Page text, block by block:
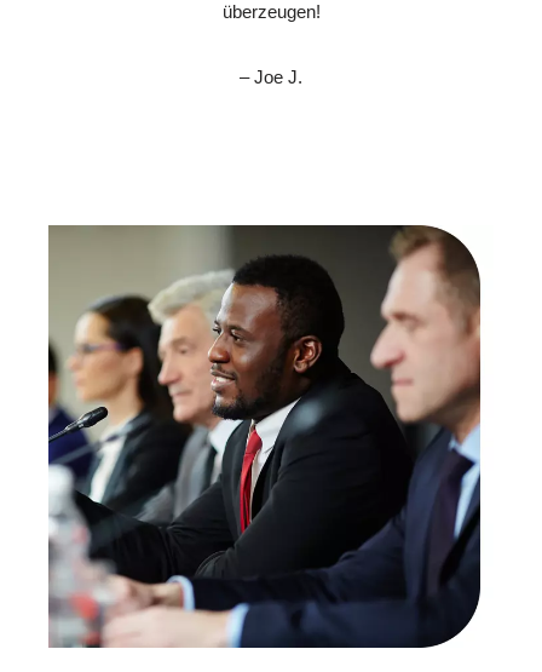
überzeugen!
– Joe J.